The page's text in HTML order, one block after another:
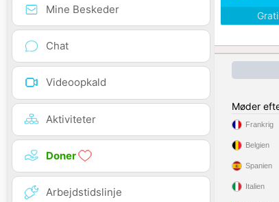
Mine Beskeder
Chat
Videoopkald
Aktiviteter
Doner
Arbejdstidslinje
Møder
Frankrig
Belgien
Spanien
Italien